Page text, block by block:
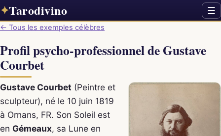
✦Tarodivino ☰
← Tous les exemples célèbres
Profil psycho-professionnel de Gustave
Courbet
Gustave Courbet (Peintre et
sculpteur), né le 10 juin 1819
à Ornans, FR. Son Soleil est
en Gémeaux, sa Lune en